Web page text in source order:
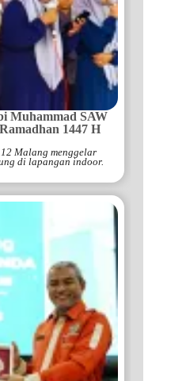
Muhammad SAW
1447 H
Malang menggelar
di lapangan indoor.